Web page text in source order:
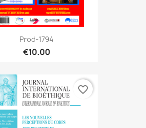
Prod-1794
€10.00
favorite_border